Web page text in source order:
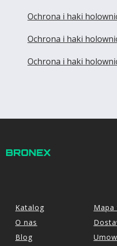
Ochrona i haki
Ochrona i haki
Ochrona i haki
Katalog
O nas
Blog